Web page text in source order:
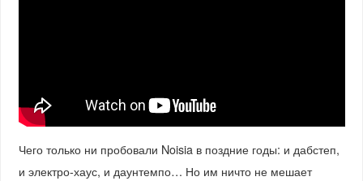
Чего только ни пробовали Noisia в поздние годы: и дабстеп,
и электро-хаус, и даунтемпо… Но им ничто не мешает